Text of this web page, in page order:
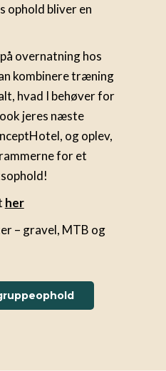
ophold bliver en
overnatning hos
kombinere træning
hvad I behøver for
jeres næste
og oplev,
for et
her
– gravel, MTB og